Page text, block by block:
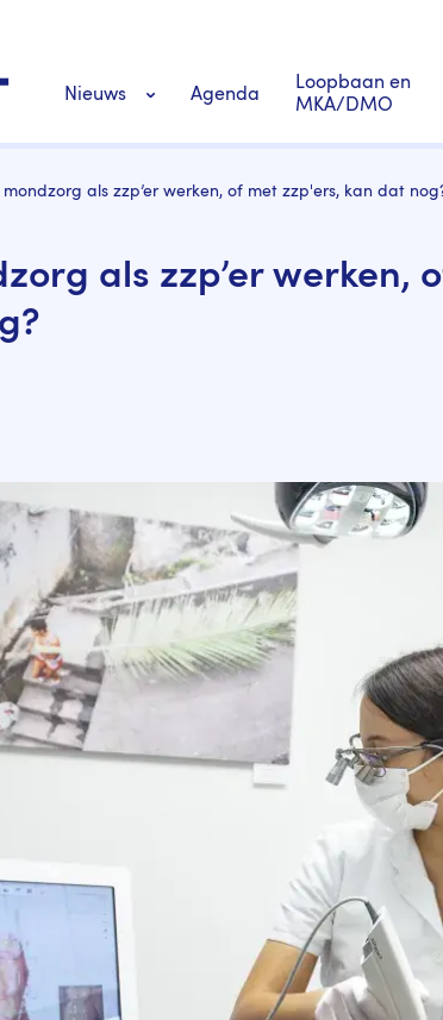
Nieuws Agenda
Loopbaan en
MKA/DMO
mondzorg als zzp’er werken, of met zzp'ers, kan dat
als zzp’er werken,